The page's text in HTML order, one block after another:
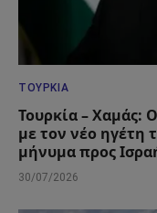
ΤΟΥΡΚΊΑ
Τουρκία – Χαμάς:
με τον νέο ηγέτη
μήνυμα προς
30/07/2026